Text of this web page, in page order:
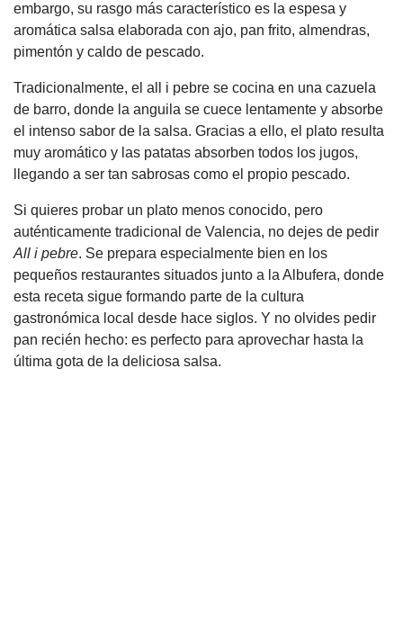
embargo, su rasgo más característico es la espesa y
aromática salsa elaborada con ajo, pan frito, almendras,
pimentón y caldo de pescado.
Tradicionalmente, el all i pebre se cocina en una cazuela
de barro, donde la anguila se cuece lentamente y absorbe
el intenso sabor de la salsa. Gracias a ello, el plato resulta
muy aromático y las patatas absorben todos los jugos,
llegando a ser tan sabrosas como el propio pescado.
Si quieres probar un plato menos conocido, pero
auténticamente tradicional de Valencia, no dejes de pedir
All i pebre. Se prepara especialmente bien en los
pequeños restaurantes situados junto a la Albufera, donde
esta receta sigue formando parte de la cultura
gastronómica local desde hace siglos. Y no olvides pedir
pan recién hecho: es perfecto para aprovechar hasta la
última gota de la deliciosa salsa.